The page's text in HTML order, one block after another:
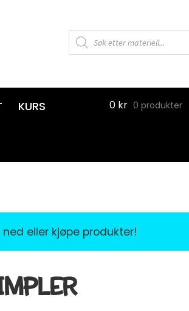
Products
search
KURS 0 kr 0 produkter
eller kjøpe produkter!